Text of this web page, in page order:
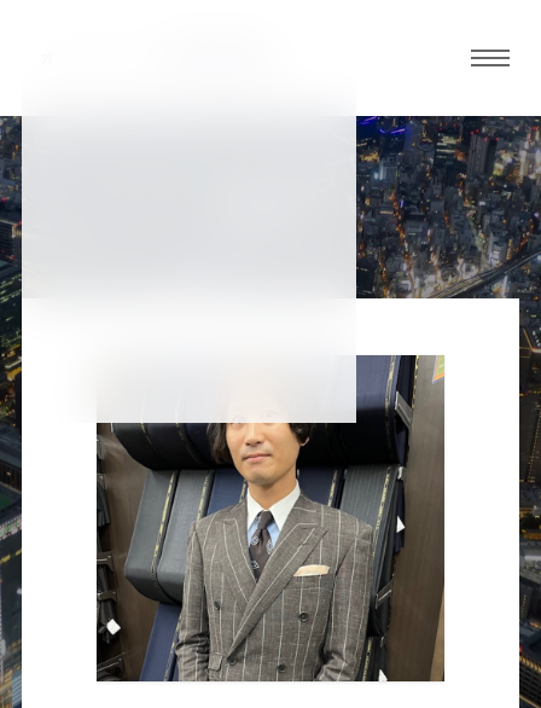
ルメ
ニュ
ーボ
タン
ー
ダ
ー
ス
ー
ダ
ー
ス
ー
ダ
ー
ス
ー
ダ
ー
ス
オ
ー
ダ
ー
ス